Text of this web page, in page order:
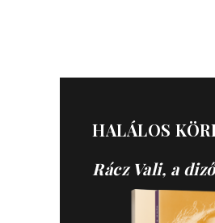
HALÁLOS
Rácz Vali, a